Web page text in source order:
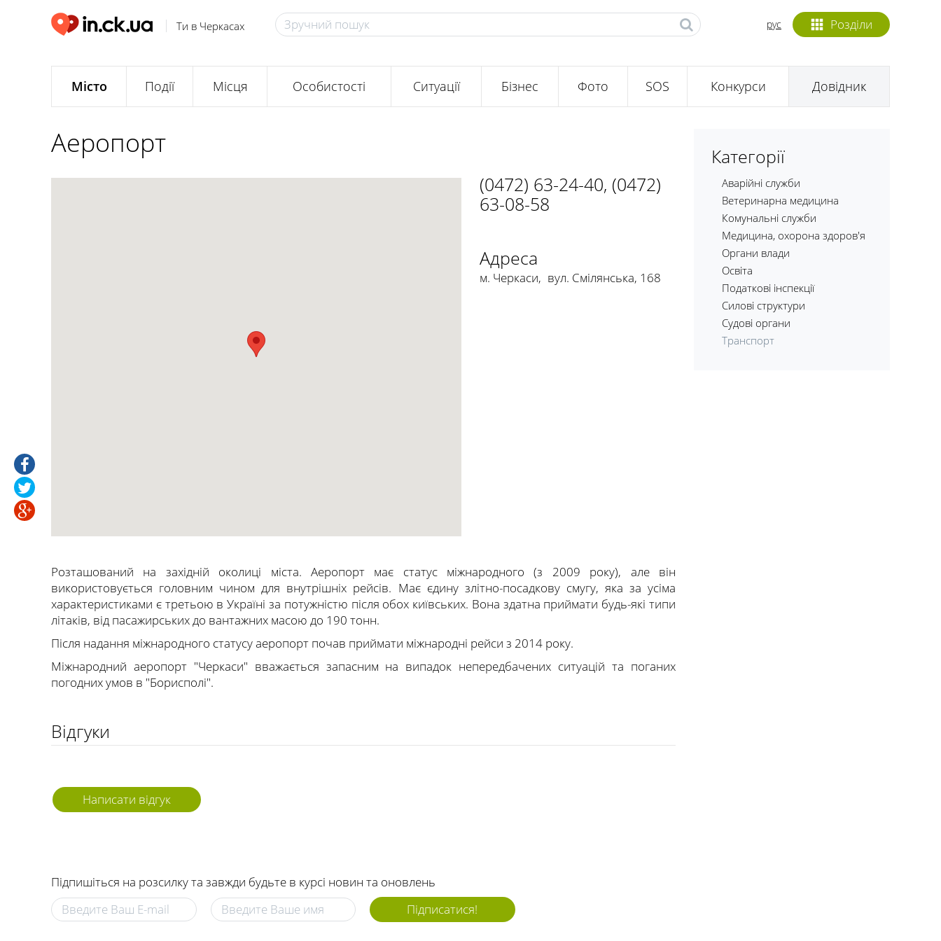
Ти в Черкасах Розділи
рус
Місто Події Місця Особистості Ситуації Бізнес Фото SOS Конкурси Довідник
Аеропорт
(0472) 63-24-40, (0472)
63-08-58
Адреса
м. Черкаси, вул. Смілянська, 168
Розташований на західній околиці міста. Аеропорт має статус міжнародного (з 2009 року), але він
використовується головним чином для внутрішніх рейсів. Має єдину злітно-посадкову смугу, яка за усіма
характеристиками є третьою в Україні за потужністю після обох київських. Вона здатна приймати будь-які типи
літаків, від пасажирських до вантажних масою до 190 тонн.
Після надання міжнародного статусу аеропорт почав приймати міжнародні рейси з 2014 року.
Міжнародний аеропорт "Черкаси" вважається запасним на випадок непередбачених ситуацій та поганих
погодних умов в "Борисполі".
Відгуки
Написати відгук
Підпишіться на розсилку та завжди будьте в курсі новин та оновлень
Підписатися!
Категорії
Аварійні служби
Ветеринарна медицина
Комунальні служби
Медицина, охорона здоров'я
Органи влади
Освіта
Податкові інспекції
Силові структури
Судові органи
Транспорт